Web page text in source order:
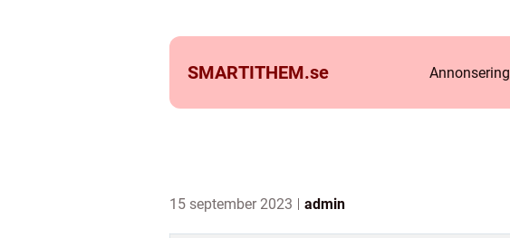
SMARTITHEM.se Annonsering
15 september 2023 admin